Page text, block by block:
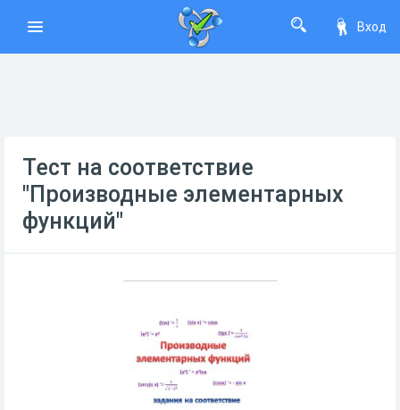
Вход
Тест на соответствие
"Производные элементарных
функций"